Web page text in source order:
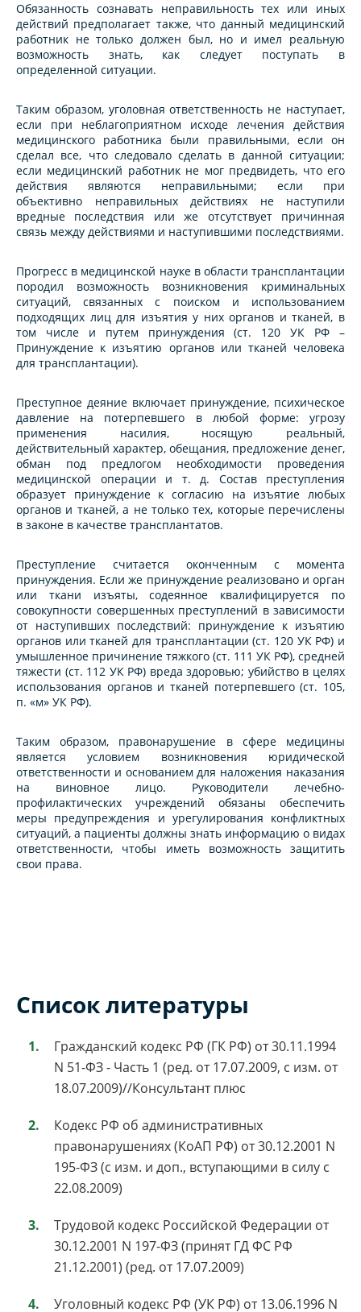
Обязанность сознавать неправильность тех или иных
действий предполагает также, что данный медицинский
работник не только должен был, но и имел реальную
возможность знать, как следует поступать в
определенной ситуации.
Таким образом, уголовная ответственность не наступает,
если при неблагоприятном исходе лечения действия
медицинского работника были правильными, если он
сделал все, что следовало сделать в данной ситуации;
если медицинский работник не мог предвидеть, что его
действия являются неправильными; если при
объективно неправильных действиях не наступили
вредные последствия или же отсутствует причинная
связь между действиями и наступившими последствиями.
Прогресс в медицинской науке в области трансплантации
породил возможность возникновения криминальных
ситуаций, связанных с поиском и использованием
подходящих лиц для изъятия у них органов и тканей, в
том числе и путем принуждения (ст. 120 УК РФ –
Принуждение к изъятию органов или тканей человека
для трансплантации).
Преступное деяние включает принуждение, психическое
давление на потерпевшего в любой форме: угрозу
применения насилия, носящую реальный,
действительный характер, обещания, предложение денег,
обман под предлогом необходимости проведения
медицинской операции и т. д. Состав преступления
образует принуждение к согласию на изъятие любых
органов и тканей, а не только тех, которые перечислены
в законе в качестве трансплантатов.
Преступление считается оконченным с момента
принуждения. Если же принуждение реализовано и орган
или ткани изъяты, содеянное квалифицируется по
совокупности совершенных преступлений в зависимости
от наступивших последствий: принуждение к изъятию
органов или тканей для трансплантации (ст. 120 УК РФ) и
умышленное причинение тяжкого (ст. 111 УК РФ), средней
тяжести (ст. 112 УК РФ) вреда здоровью; убийство в целях
использования органов и тканей потерпевшего (ст. 105,
п. «м» УК РФ).
Таким образом, правонарушение в сфере медицины
является условием возникновения юридической
ответственности и основанием для наложения наказания
на виновное лицо. Руководители лечебно-
профилактических учреждений обязаны обеспечить
меры предупреждения и урегулирования конфликтных
ситуаций, а пациенты должны знать информацию о видах
ответственности, чтобы иметь возможность защитить
свои права.
Список литературы
Гражданский кодекс РФ (ГК РФ) от 30.11.1994
N 51-ФЗ - Часть 1 (ред. от 17.07.2009, с изм. от
18.07.2009)//Консультант плюс
Кодекс РФ об административных
правонарушениях (КоАП РФ) от 30.12.2001 N
195-ФЗ (с изм. и доп., вступающими в силу с
22.08.2009)
Трудовой кодекс Российской Федерации от
30.12.2001 N 197-ФЗ (принят ГД ФС РФ
21.12.2001) (ред. от 17.07.2009)
Уголовный кодекс РФ (УК РФ) от 13.06.1996 N